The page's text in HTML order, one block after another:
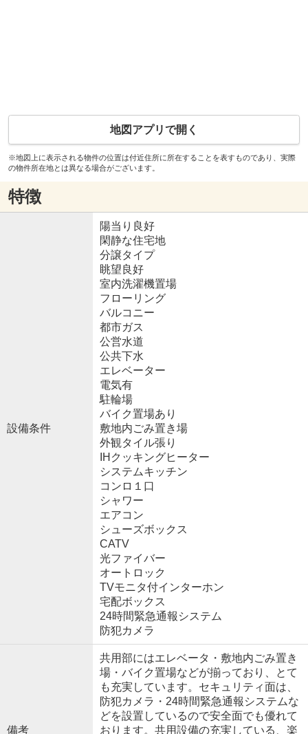
地図アプリで開く
※地図上に表示される物件の位置は付近住所に所在することを表すものであり、実際
の物件所在地とは異なる場合がございます。
特徴
設備条件
陽当り良好
閑静な住宅地
分譲タイプ
眺望良好
室内洗濯機置場
フローリング
バルコニー
都市ガス
公営水道
公共下水
エレベーター
電気有
駐輪場
バイク置場あり
敷地内ごみ置き場
外観タイル張り
IHクッキングヒーター
システムキッチン
コンロ１口
シャワー
エアコン
シューズボックス
CATV
光ファイバー
オートロック
TVモニタ付インターホン
宅配ボックス
24時間緊急通報システム
防犯カメラ
備考
共用部にはエレベータ・敷地内ごみ置き
場・バイク置場などが揃っており、とて
も充実しています。セキュリティ面は、
防犯カメラ・24時間緊急通報システムな
どを設置しているので安全面でも優れて
おります。共用設備の充実している、楽